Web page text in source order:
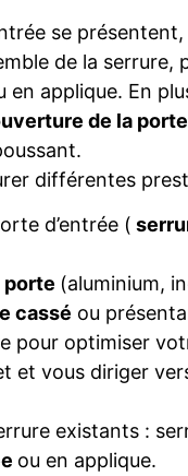
se présentent,
de la serrure,
en applique. En
de la porte
différentes
d’entrée (
porte (aluminium,
cassé ou
pour optimiser
et vous diriger
existants :
ou en applique.